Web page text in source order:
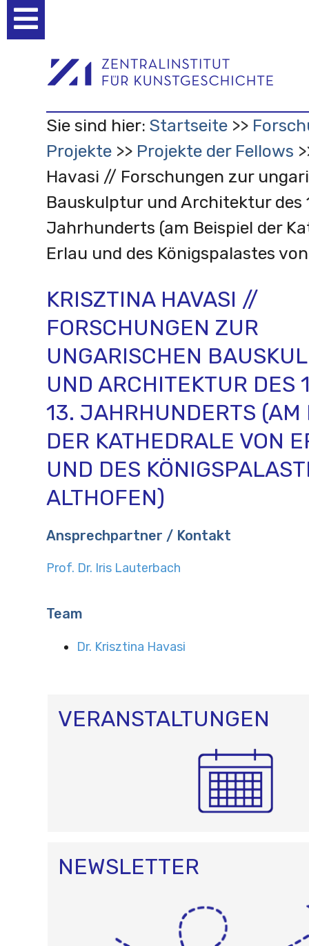
Werkzeuge
Sie sind hier: Startseite
Projekte
Projekte der Fellows
Havasi // Forschungen zur
Bauskulptur und Architektur des
Jahrhunderts (am Beispiel der
Erlau und des Königspalastes
KRISZTINA HAVASI //
FORSCHUNGEN ZUR
UNGARISCHEN
UND ARCHITEKTUR DES
13. JAHRHUNDERTS (AM
DER KATHEDRALE VON
UND DES
ALTHOFEN)
Ansprechpartner / Kontakt
Prof. Dr. Iris Lauterbach
Team
Dr. Krisztina Havasi
VERANSTALTUNGEN
NEWSLETTER